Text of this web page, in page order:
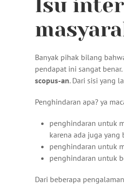
Isu
Banyak pihak bilang
pendapat ini sangat
scopus-an. Dari sisi yang
Penghindaran apa? ya
penghindaran untuk
karena ada juga yang
penghindaran untuk
penghindaran untuk
Dari beberapa